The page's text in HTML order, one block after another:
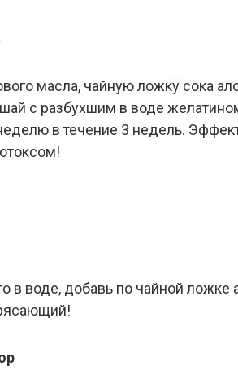
масла, чайную ложку сока
с разбухшим в воде
в течение 3 недель.
в воде, добавь по чайной ложке